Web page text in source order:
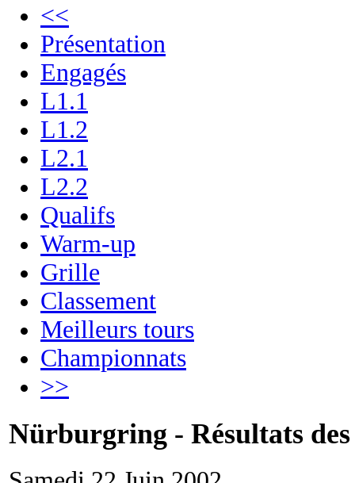
<<
Présentation
Engagés
L1.1
L1.2
L2.1
L2.2
Qualifs
Warm-up
Grille
Classement
Meilleurs tours
Championnats
>>
Nürburgring - Résultats